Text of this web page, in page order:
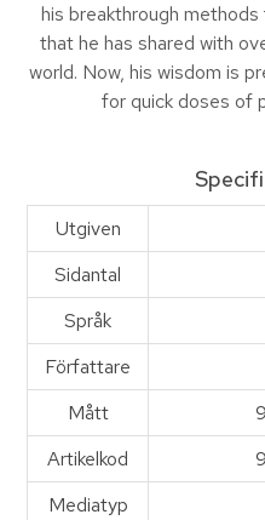
his breakthrough
that he has shared with
world. Now, his wisdom is
for quick doses of
Utgiven
Sidantal
Språk
Författare
Mått
Artikelkod
Mediatyp